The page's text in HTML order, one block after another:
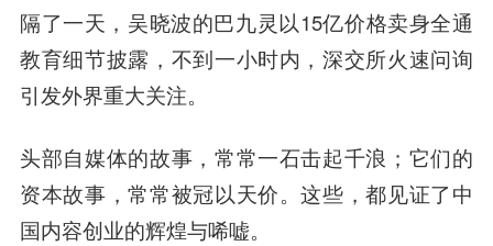
隔了一天，吴晓波的巴九灵以15亿价格卖身全通
教育细节披露，不到一小时内，深交所火速问询
引发外界重大关注。
头部自媒体的故事，常常一石击起千浪；它们的
资本故事，常常被冠以天价。这些，都见证了中
国内容创业的辉煌与唏嘘。